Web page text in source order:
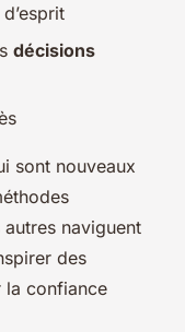
décisions
sont nouveaux
naviguent
des
la confiance